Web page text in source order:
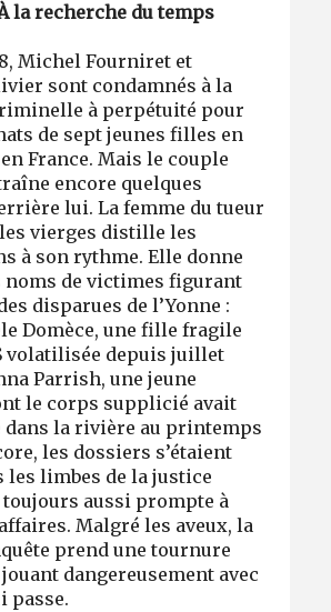
la recherche du temps
Michel Fourniret et
sont condamnés à la
à perpétuité pour
de sept jeunes filles en
France. Mais le couple
encore quelques
lui. La femme du tueur
vierges distille les
à son rythme. Elle donne
noms de victimes figurant
disparues de l’Yonne :
Domèce, une fille fragile
volatilisée depuis juillet
Parrish, une jeune
le corps supplicié avait
dans la rivière au printemps
les dossiers s’étaient
les limbes de la justice
aussi prompte à
Malgré les aveux, la
prend une tournure
dangereusement avec
passe.